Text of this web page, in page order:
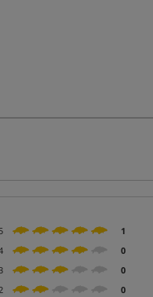
1
0
0
0